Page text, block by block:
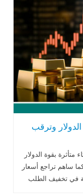
وترقب
بقوة الدولار
ساهم تراجع أسعار
في تخفيف الطلب